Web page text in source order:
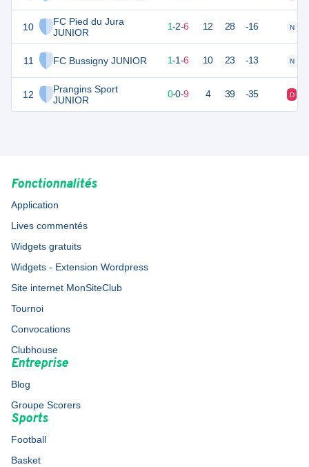
10
FC Pied du Jura
JUNIOR
11 FC Bussigny JUNIOR
12
Prangins Sport
JUNIOR
5 1-2-6 12 28 -16 N
4 8 1-1-6 10 23 -13 N
0-0-9 4 39 -35 D
Fonctionnalités
Application
Lives commentés
Widgets gratuits
Widgets - Extension Wordpress
Site internet MonSiteClub
Tournoi
Convocations
Clubhouse
Entreprise
Blog
Groupe Scorers
Sports
Football
Basket